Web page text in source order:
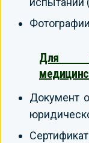
Для
Документ